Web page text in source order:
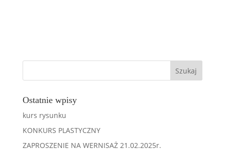
Ostatnie wpisy
kurs rysunku
KONKURS PLASTYCZNY
ZAPROSZENIE NA WERNISAŻ 21.02.2025r.